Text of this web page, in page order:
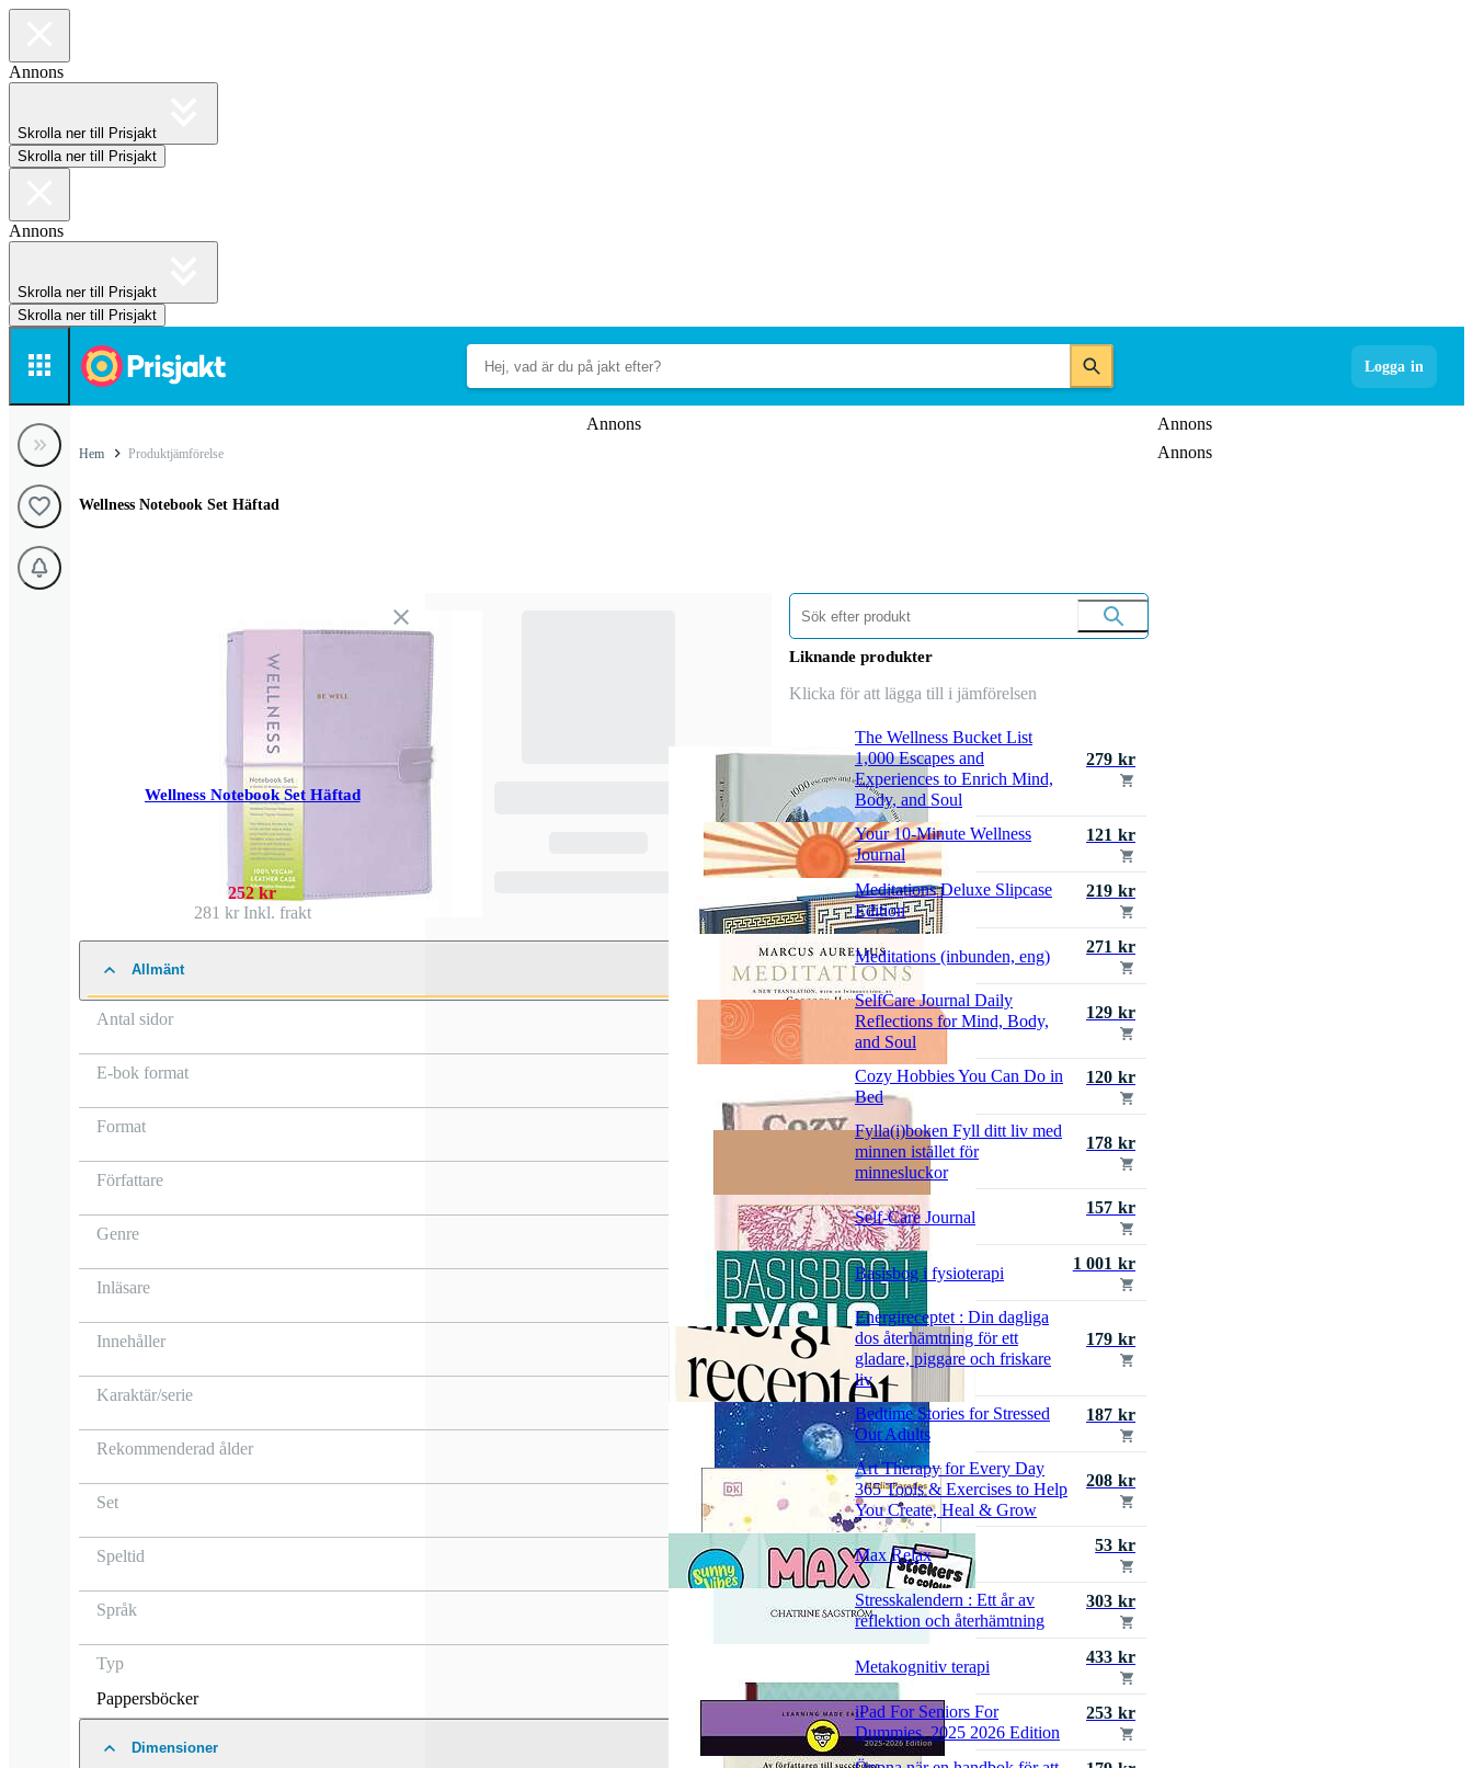
Annons
Skrolla ner till Prisjakt
Skrolla ner till Prisjakt
Annons
Skrolla ner till Prisjakt
Skrolla ner till Prisjakt
Logga in
Annons
Annons
Annons
Hem Produktjämförelse
Wellness Notebook Set Häftad
Wellness Notebook Set Häftad
252 kr
281 krInkl. frakt
Allmänt
Antal sidor
E-bok format
Format
Författare
Genre
Inläsare
Innehåller
Karaktär/serie
Rekommenderad ålder
Set
Speltid
Språk
Typ
Pappersböcker
Dimensioner
Liknande produkter
Klicka för att lägga till i jämförelsen
The Wellness Bucket List
1,000 Escapes and
Experiences to Enrich Mind,
Body, and Soul
279 kr
Your 10-Minute Wellness
Journal
121 kr
Meditations Deluxe Slipcase
Edition
219 kr
Meditations (inbunden, eng) 271 kr
SelfCare Journal Daily
Reflections for Mind, Body,
and Soul
129 kr
Cozy Hobbies You Can Do in
Bed
120 kr
Fylla(i)boken Fyll ditt liv med
minnen istället för
minnesluckor
178 kr
Self-Care Journal 157 kr
Basisbog i fysioterapi 1 001 kr
Energireceptet : Din dagliga
dos återhämtning för ett
gladare, piggare och friskare
liv
179 kr
Bedtime Stories for Stressed
Out Adults
187 kr
Art Therapy for Every Day
365 Tools & Exercises to Help
You Create, Heal & Grow
208 kr
Max Relax 53 kr
Stresskalendern : Ett år av
reflektion och återhämtning
303 kr
Metakognitiv terapi 433 kr
iPad For Seniors For
Dummies, 2025 2026 Edition
253 kr